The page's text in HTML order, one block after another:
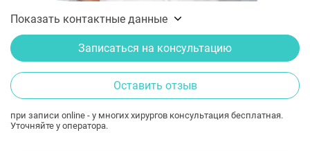
Показать контактные данные
Записаться на консультацию
Оставить отзыв
при записи online - у многих хирургов консультация бесплатная.
Уточняйте у оператора.